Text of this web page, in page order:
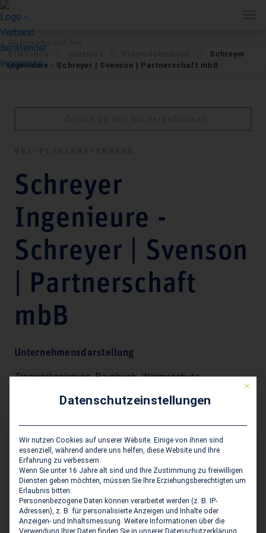
Sie befinden sich hier:
Startseite
Schreyer
Ingenieure - Schreyer | Svenson | Partnerschaft mbB
Schreyer
Ingenieure -
Schreyer | Svenson
| Partnerschaft
mbB
Unternehmensdarstellung
Tragwerksplanung, Bauphysik, Wärmeschutz,
Bauleitung,
Sitz des Zweigbüros
Schreyer Ingenieure - Schreyer | Svenson |
Partnerschaft mbB
Kreuzweg 9
D-23558 Lübeck
Mit
Datenschutzeinstellungen
Wir nutzen Cookies auf unserer Website. Einige von ihnen sind
essenziell, während andere uns helfen, diese Website und Ihre
Erfahrung zu verbessern.
Wenn Sie unter 16 Jahre alt sind und Ihre Zustimmung zu freiwilligen
Diensten geben möchten, müssen Sie Ihre Erziehungsberechtigten um
Erlaubnis bitten.
Personenbezogene Daten können verarbeitet werden (z. B. IP-
Adressen), z. B. für personalisierte Anzeigen und Inhalte oder
Anzeigen- und Inhaltsmessung. Weitere Informationen über die
Verwendung Ihrer Daten finden Sie in unserer Datenschutzerklärung